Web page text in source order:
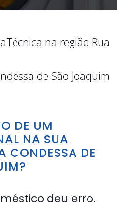
Técnica na região Rua
de São Joaquim
DE UM
NA SUA
CONDESSA DE
deu erro,